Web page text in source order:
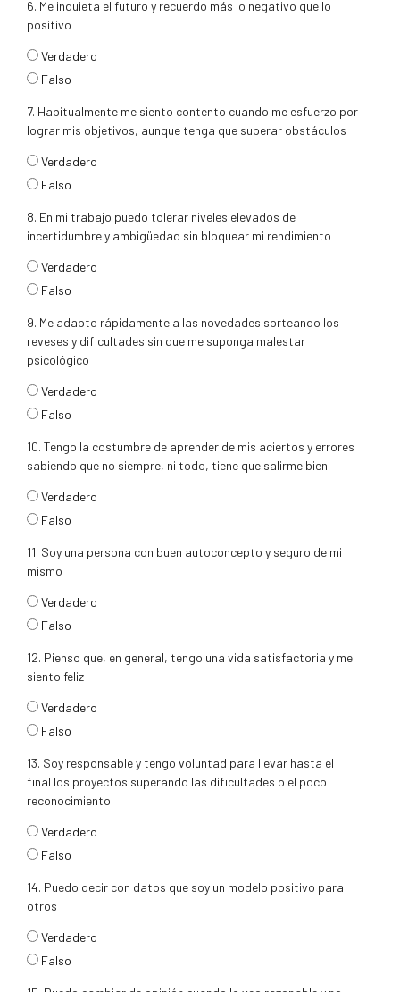
6. Me inquieta el futuro y recuerdo más lo negativo que lo
positivo
respuesta6
Verdadero
Falso
7. Habitualmente me siento contento cuando me esfuerzo por
lograr mis objetivos, aunque tenga que superar obstáculos
respuesta7
Verdadero
Falso
8. En mi trabajo puedo tolerar niveles elevados de
incertidumbre y ambigüedad sin bloquear mi rendimiento
respuesta8
Verdadero
Falso
9. Me adapto rápidamente a las novedades sorteando los
reveses y dificultades sin que me suponga malestar
psicológico
respuesta9
Verdadero
Falso
10. Tengo la costumbre de aprender de mis aciertos y errores
sabiendo que no siempre, ni todo, tiene que salirme bien
respuesta10
Verdadero
Falso
11. Soy una persona con buen autoconcepto y seguro de mi
mismo
respuesta11
Verdadero
Falso
12. Pienso que, en general, tengo una vida satisfactoria y me
siento feliz
respuesta12
Verdadero
Falso
13. Soy responsable y tengo voluntad para llevar hasta el
final los proyectos superando las dificultades o el poco
reconocimiento
respuesta13
Verdadero
Falso
14. Puedo decir con datos que soy un modelo positivo para
otros
respuesta14
Verdadero
Falso